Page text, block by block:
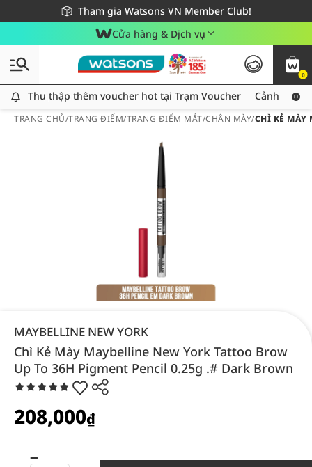
Tham gia Watsons VN Member Club!
Miễn phí giao hàng cho đơn hàng từ 249,000Đ
Giao hàng nhanh 24h - Áp dụng khu vực TP. Hồ Chí Minh
Cửa hàng & Dịch vụ
0
Thu thập thêm voucher hot tại Trạm Voucher
Thu thập thêm voucher hot tại Trạm Voucher Cảnh báo
TRANG CHỦ/TRANG ĐIỂM/TRANG ĐIỂM MẮT/CHÂN MÀY/CHÌ KẺ MÀY
MAYBELLINE NEW YORK
Chì Kẻ Mày Maybelline New York Tattoo Brow
Up To 36H Pigment Pencil 0.25g .# Dark Brown
208,000₫